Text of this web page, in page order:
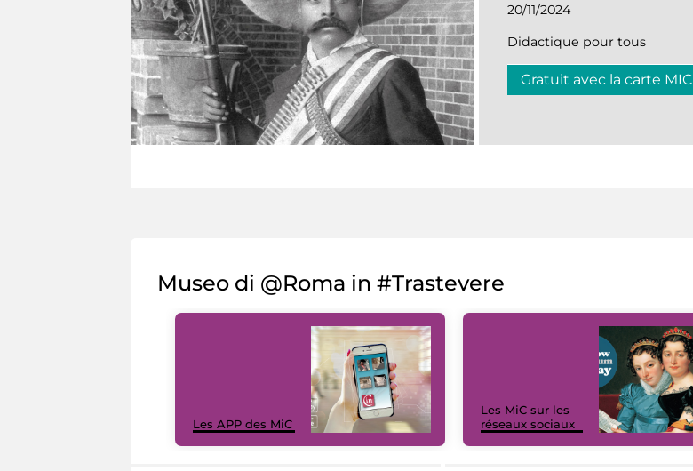
20/11/2024
Didactique pour tous
Gratuit avec la carte MIC
Museo di @Roma in #Trastevere
Les APP des MiC
Les MiC sur les
réseaux sociaux